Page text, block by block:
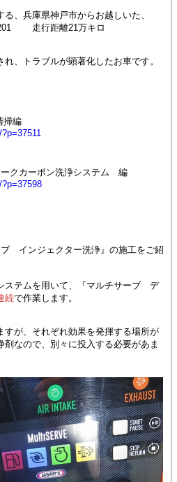
、兵庫県神戸市からお越しいた、
走行距離21万キロ
、トラブルが顕著化したお車です。
掃編
クカーボン洗浄システム 編
インジェクター洗浄』の施工をご紹
ステムを用いて、『マルチサーブ デ
続で作業します。
すが、それぞれ効果を発揮する場所が
なので、別々に投入する必要があま